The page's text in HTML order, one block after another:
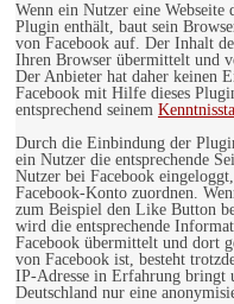
Wenn ein Nutzer eine Webseite
Plugin enthält, baut sein
von Facebook auf. Der Inhalt
Ihren Browser übermittelt und
Der Anbieter hat daher keinen
Facebook mit Hilfe dieses
entsprechend seinem
Durch die Einbindung der
ein Nutzer die entsprechende
Nutzer bei Facebook
Facebook-Konto zuordnen.
zum Beispiel den Like Button
wird die entsprechende
Facebook übermittelt und dort
von Facebook ist, besteht
IP-Adresse in Erfahrung bringt
Deutschland nur eine